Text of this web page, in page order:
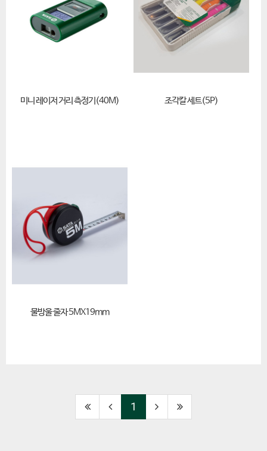
미니 레이저 거리 측정기(40M) 조각칼 세트(5P)
물방울 줄자 5MX19mm
1